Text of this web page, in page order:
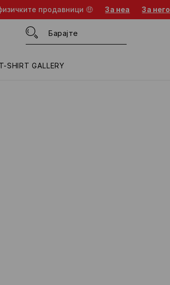
продавници 🤑 За неа За него
T-SHIRT GALLERY